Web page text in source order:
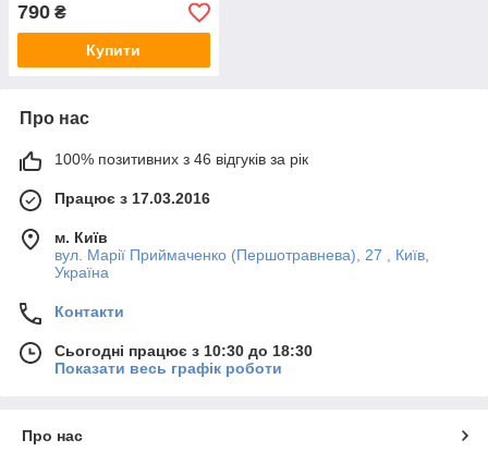
790 ₴
Купити
Про нас
100% позитивних з 46 відгуків за рік
Працює з 17.03.2016
м. Київ
вул. Марії Приймаченко (Першотравнева), 27 , Київ,
Україна
Контакти
Сьогодні працює з 10:30 до 18:30
Показати весь графік роботи
Про нас